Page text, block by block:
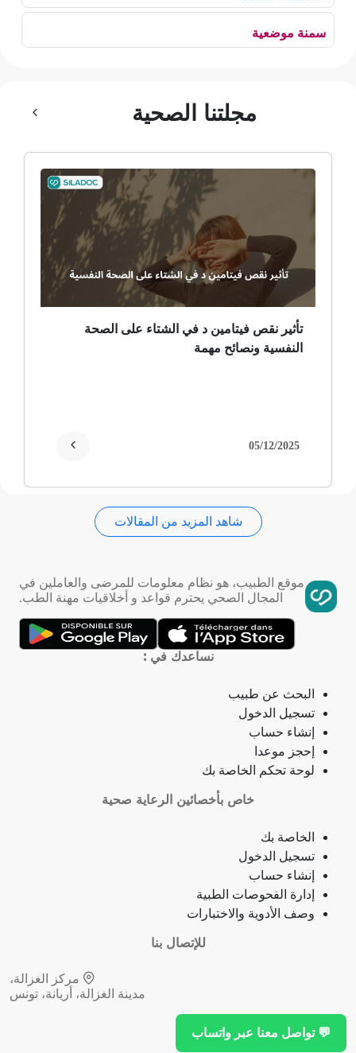
سمنة موضعية
ألم وعائي وجهي
ضمور عصبي ألمي
حساسية
ثعلبة
ألزهايمر (مرض)
تمدد الأوعية الدموية
التهاب الحلق
ذبحة صدرية (مصطلح لاتيني)
فقدان الشهية
فقدان حاسة الشم
جمرة (أنثراكس)
لامبالاة
حبسة
توقف النخاع العظمي
مجلتنا الصحية
تأثير نقص فيتامين د في الشتاء على الصحة
النفسية ونصائح مهمة
05/12/2025
شاهد المزيد من المقالات
موقع الطبيب، هو نظام معلومات للمرضى والعاملين في
المجال الصحي يحترم قواعد و أخلاقيات مهنة الطب.
نساعدك في :
البحث عن طبيب
تسجيل الدخول
إنشاء حساب
إحجز موعدا
لوحة تحكم الخاصة بك
خاص بأخصائين الرعاية صحية
الخاصة بك
تسجيل الدخول
إنشاء حساب
إدارة الفحوصات الطبية
وصف الأدوية والاختبارات
للإتصال بنا
مركز الغزالة،
مدينة الغزالة، أريانة، تونس
💬 تواصل معنا عبر واتساب